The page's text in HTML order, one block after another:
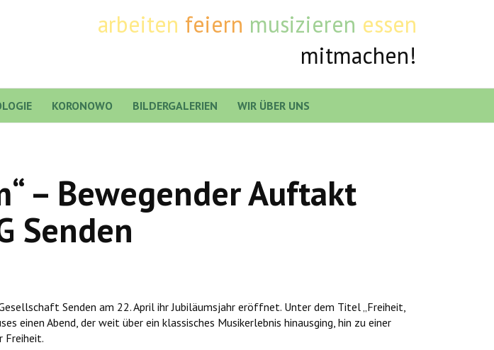
arbeiten feiern musizieren essen
mitmachen!
KORONOWO BILDERGALERIEN WIR ÜBER UNS
– Bewegender Auftakt
Senden
Senden am 22. April ihr Jubiläumsjahr eröffnet. Unter dem Titel „Freiheit,
Abend, der weit über ein klassisches Musikerlebnis hinausging, hin zu einer
Freiheit.